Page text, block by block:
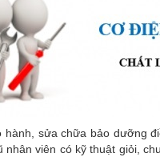
sửa chữa bảo dưỡng
viên có kỹ thuật giỏi,